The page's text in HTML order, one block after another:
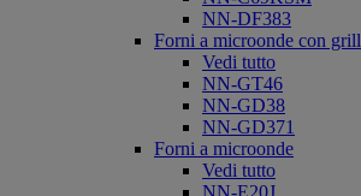
NN-DF383
Forni a microonde con grill
Vedi tutto
NN-GT46
NN-GD38
NN-GD371
Forni a microonde
Vedi tutto
NN-E20J